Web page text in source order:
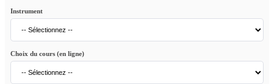
Instrument
Choix du cours (en ligne)